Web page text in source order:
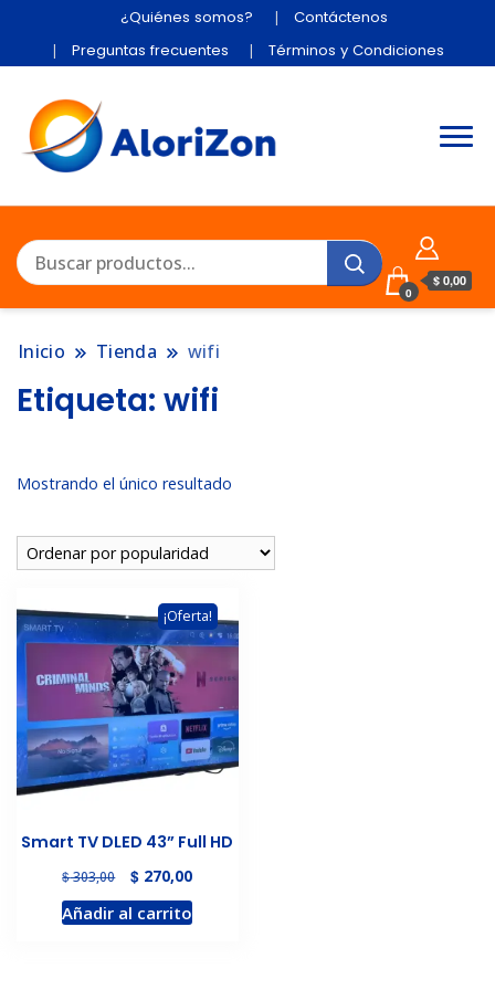
¿Quiénes somos?
Contáctenos
Preguntas frecuentes
Términos y Condiciones
0
$ 0,00
Inicio Tienda wifi
Etiqueta: wifi
Mostrando el único resultado
¡Oferta!
Smart TV DLED 43” Full HD
$303,00
El
precio
original
$ 270,00El
precio
actual
Añadir al carrito